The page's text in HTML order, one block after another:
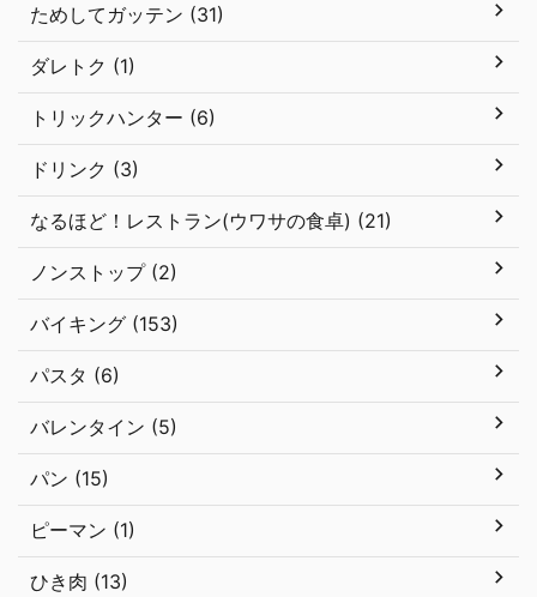
ためしてガッテン (31)
ダレトク (1)
トリックハンター (6)
ドリンク (3)
なるほど！レストラン(ウワサの食卓) (21)
ノンストップ (2)
バイキング (153)
パスタ (6)
バレンタイン (5)
パン (15)
ピーマン (1)
ひき肉 (13)